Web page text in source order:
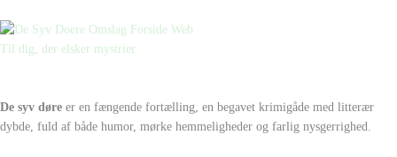
Til dig, der elsker mystrier
De syv døre er en fængende fortælling, en begavet krimigåde med litterær
dybde, fuld af både humor, mørke hemmeligheder og farlig nysgerrighed.